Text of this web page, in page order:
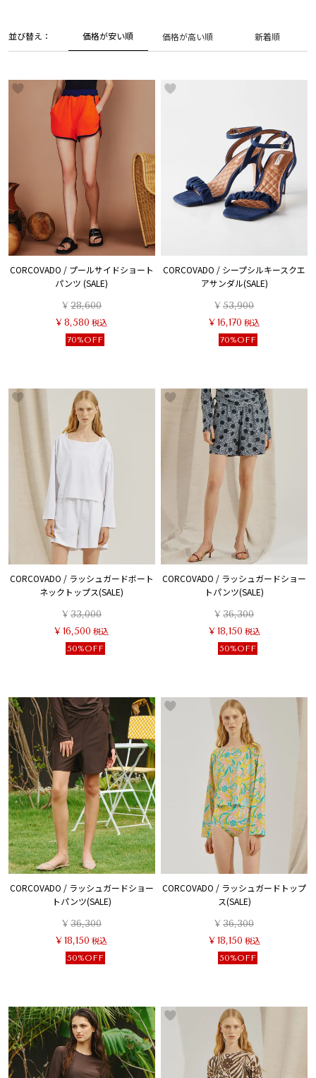
並び替え 価格が安い順 価格が高い順 新着順
CORCOVADO / プールサイドショート
パンツ (SALE)
¥28,600
¥ 8,580 税込
70%OFF
CORCOVADO / シープシルキースクエ
アサンダル(SALE)
¥53,900
¥16,170 税込
70%OFF
CORCOVADO / ラッシュガードボート
ネックトップス(SALE)
¥33,000
¥ 16,500 税込
50%OFF
CORCOVADO / ラッシュガードショー
トパンツ(SALE)
¥36,300
¥ 18,150 税込
50%OFF
CORCOVADO / ラッシュガードショー
トパンツ(SALE)
¥36,300
¥ 18,150 税込
50%OFF
CORCOVADO / ラッシュガードトップ
ス(SALE)
¥36,300
¥ 18,150 税込
50%OFF